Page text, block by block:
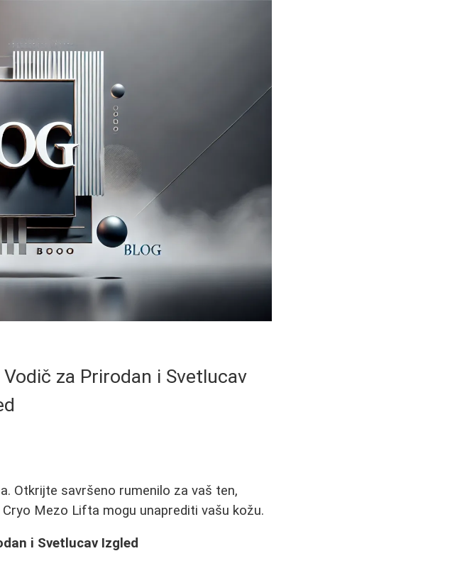
za Prirodan i Svetlucav
Otkrijte savršeno rumenilo za vaš ten,
Mezo Lifta mogu unaprediti vašu kožu.
i Svetlucav Izgled